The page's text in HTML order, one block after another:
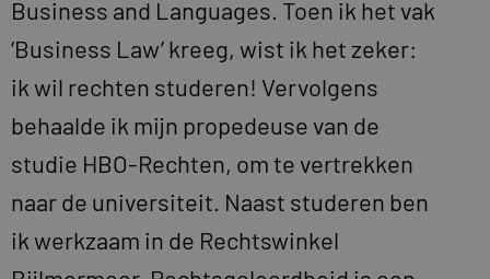
Business and Languages. Toen ik het vak
‘Business Law’ kreeg, wist ik het zeker:
ik wil rechten studeren! Vervolgens
behaalde ik mijn propedeuse van de
studie HBO-Rechten, om te vertrekken
naar de universiteit. Naast studeren ben
ik werkzaam in de Rechtswinkel